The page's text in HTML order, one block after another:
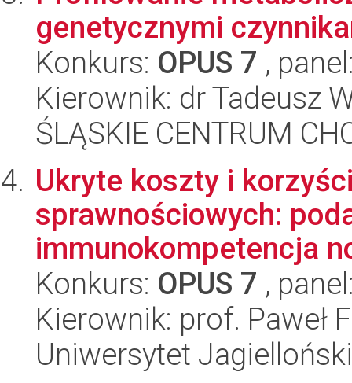
genetycznymi
Konkurs: OPUS 7 ,
Kierownik: dr Tadeusz
ŚLĄSKIE CENTRUM
Ukryte koszty i
sprawnościowych:
immunokompetencja
Konkurs: OPUS 7 ,
Kierownik: prof. Paweł
Uniwersytet